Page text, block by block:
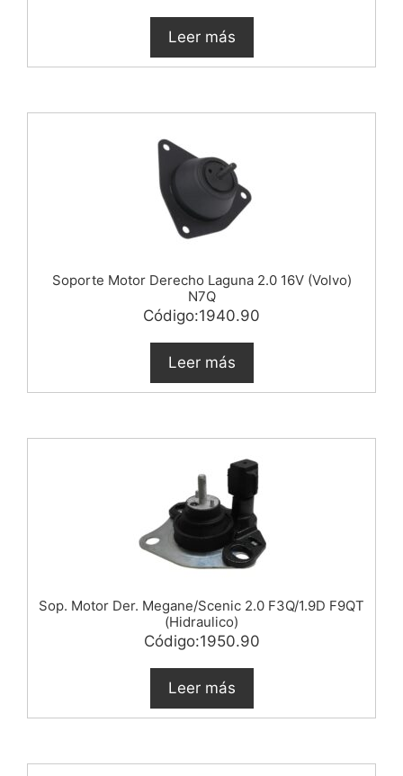
Leer más
Soporte Motor Derecho Laguna 2.0 16V (Volvo)
N7Q
Código:1940.90
Leer más
Sop. Motor Der. Megane/Scenic 2.0 F3Q/1.9D F9QT
(Hidraulico)
Código:1950.90
Leer más